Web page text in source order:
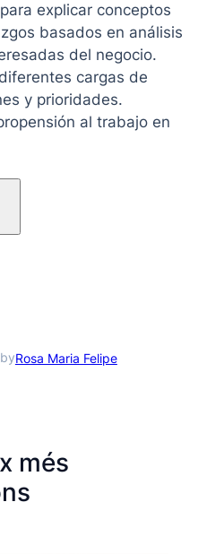
explicar conceptos
basados en análisis
del negocio.
cargas de
y prioridades.
al trabajo en
byRosa Maria Felipe
més